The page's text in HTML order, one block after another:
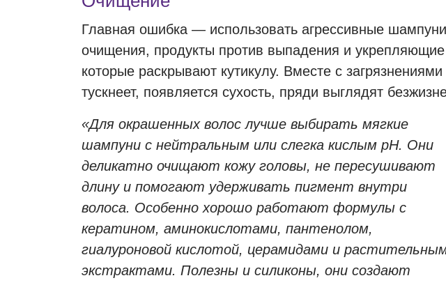
Главная ошибка — использовать агрессивные
очищения, продукты против выпадения и
которые раскрывают кутикулу. Вместе с
тускнеет, появляется сухость, пряди выглядят
«Для окрашенных волос лучше выбирать мягкие
шампуни с нейтральным или слегка кислым pH. Они
деликатно очищают кожу головы, не пересушивают
длину и помогают удерживать пигмент внутри
волоса. Особенно хорошо работают формулы с
кератином, аминокислотами, пантенолом,
гиалуроновой кислотой, церамидами и
экстрактами. Полезны и силиконы, они создают